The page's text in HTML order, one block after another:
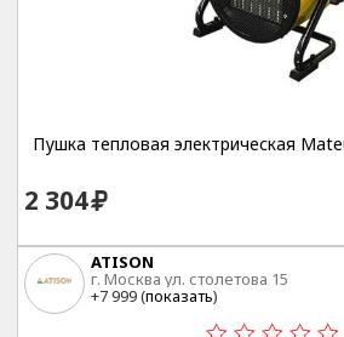
Пушка тепловая электрическая
2 304
ATISON
г. Москва ул. столетова 15
+7 999 (показать)